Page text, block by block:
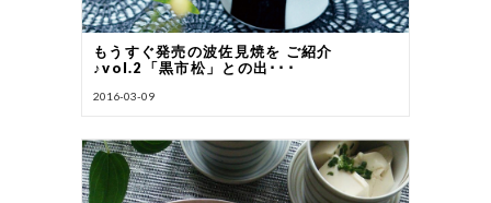
もうすぐ発売の波佐見焼を ご紹介
♪vol.2「黒市松」との出･･･
2016-03-09